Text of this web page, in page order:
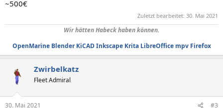
~500€
Zuletzt bearbeitet: 30. Mai 2021
Wir hätten Habeck haben können.
OpenMarine Blender KiCAD Inkscape Krita LibreOffice mpv Firefox
Zwirbelkatz
Fleet Admiral
30. Mai 2021 #3